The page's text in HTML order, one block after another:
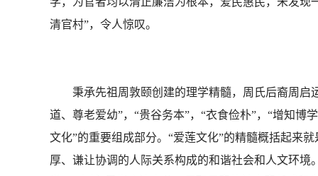
清官村”，令人惊叹。
秉承先祖周敦颐创建的理学精髓，周氏后裔周启运
道、尊老爱幼”，“贵谷务本”，“衣食俭朴”，“增知博
文化”的重要组成部分。“爱莲文化”的精髓概括起来
厚、谦让协调的人际关系构成的和谐社会和人文环境